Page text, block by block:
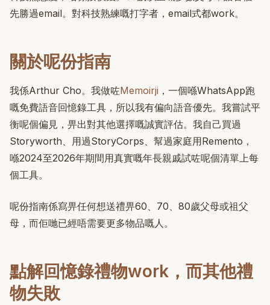
先勝過email。對科技熟練嘅打字者，email式都work。
關於呢份指南
我係Arthur Cho。我做咗Memoirji ，一個喺WhatsApp跑
嘅免費語音回憶錄工具，所以我有偏向語音優先。我嘗試平
衡呢個偏見，畀出對其他選擇嘅誠實評估。我自己買過
Storyworth、用過StoryCorps、幫過家庭用Remento，
喺2024至2026年期間用真實嘅年長親戚試咗呢個清單上每
個工具。
呢份指南係寫畀任何想送禮畀60、70、80歲父母或祖父
母，而佢哋已經唔需要更多物品嘅人。
點解回憶錄禮物work，而其他禮
物失敗